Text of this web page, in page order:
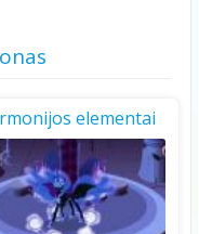
elementai